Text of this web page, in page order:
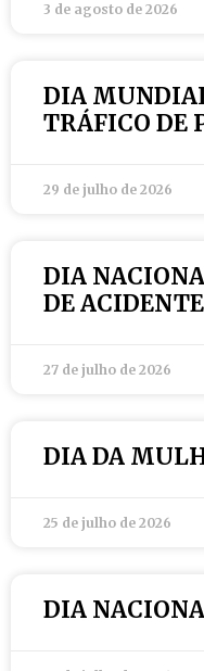
3 de agosto de 2026
DIA
TRÁFICO DE
29 de julho de 2026
DIA
DE
27 de julho de 2026
DIA DA
25 de julho de 2026
DIA